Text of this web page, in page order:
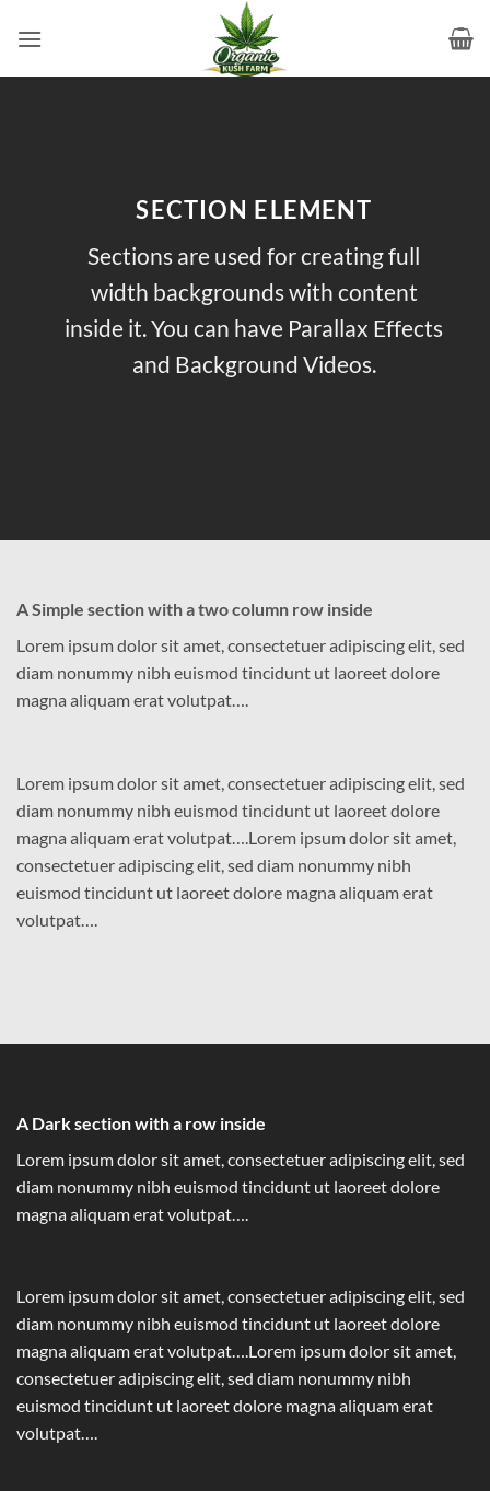
SECTION ELEMENT
Sections are used for creating full
width backgrounds with content
inside it. You can have Parallax Effects
and Background Videos.
A Simple section with a two column row inside
Lorem ipsum dolor sit amet, consectetuer adipiscing elit, sed
diam nonummy nibh euismod tincidunt ut laoreet dolore
magna aliquam erat volutpat….
Lorem ipsum dolor sit amet, consectetuer adipiscing elit, sed
diam nonummy nibh euismod tincidunt ut laoreet dolore
magna aliquam erat volutpat….Lorem ipsum dolor sit amet,
consectetuer adipiscing elit, sed diam nonummy nibh
euismod tincidunt ut laoreet dolore magna aliquam erat
volutpat….
A Dark section with a row inside
Lorem ipsum dolor sit amet, consectetuer adipiscing elit, sed
diam nonummy nibh euismod tincidunt ut laoreet dolore
magna aliquam erat volutpat….
Lorem ipsum dolor sit amet, consectetuer adipiscing elit, sed
diam nonummy nibh euismod tincidunt ut laoreet dolore
magna aliquam erat volutpat….Lorem ipsum dolor sit amet,
consectetuer adipiscing elit, sed diam nonummy nibh
euismod tincidunt ut laoreet dolore magna aliquam erat
volutpat….